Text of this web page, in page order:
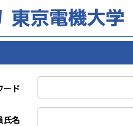
ード
氏名